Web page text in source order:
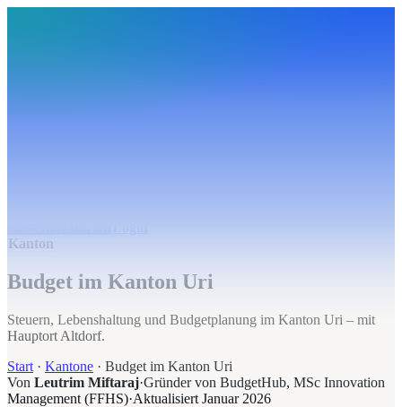
Kanton
Budget im Kanton Uri
Steuern, Lebenshaltung und Budgetplanung im Kanton Uri – mit
Hauptort Altdorf.
Start · Kantone · Budget im Kanton Uri
Von Leutrim Miftaraj·Gründer von BudgetHub, MSc Innovation
Management (FFHS)·Aktualisiert Januar 2026